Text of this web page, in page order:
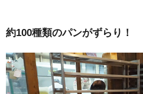
約100種類のパンがずらり！